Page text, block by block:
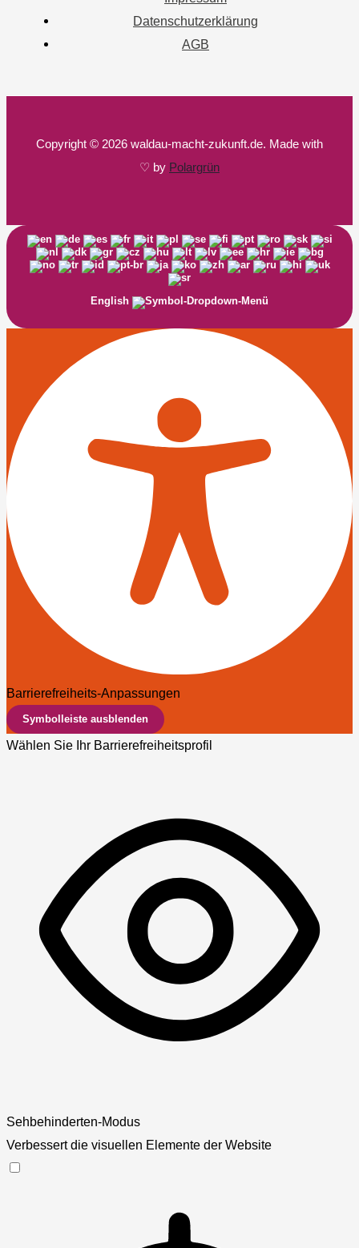
Datenschutzerklärung
AGB
Copyright © 2026 waldau-macht-zukunft.de. Made with
♡ by Polargrün
English
Barrierefreiheits-Anpassungen
Symbolleiste ausblenden
Wählen Sie Ihr Barrierefreiheitsprofil
Sehbehinderten-Modus
Verbessert die visuellen Elemente der Website